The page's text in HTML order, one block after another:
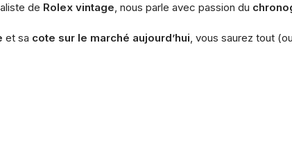
de Rolex vintage, nous parle avec passion du
et sa cote sur le marché aujourd’hui, vous saurez tout